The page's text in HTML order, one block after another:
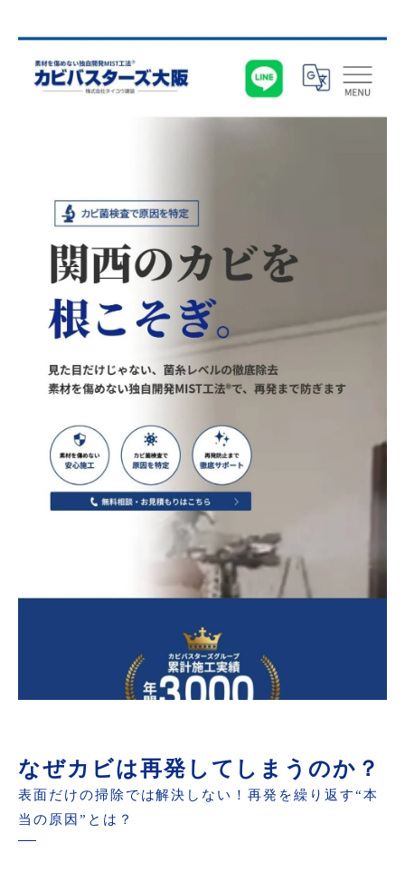
なぜカビは再発してしまうのか？
表面だけの掃除では解決しない！再発を繰り返す“本
当の原因”とは？